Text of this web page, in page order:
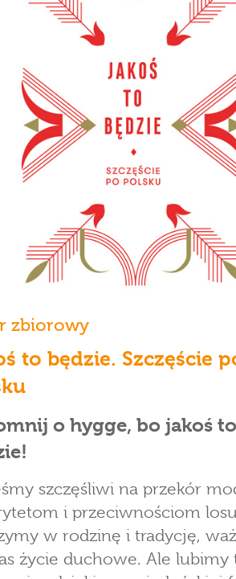
zbiorowy
to będzie. Szczęście
o hygge, bo jakoś to
szczęśliwi na przekór
i przeciwnościom
w rodzinę i tradycję,
życie duchowe. Ale lubimy